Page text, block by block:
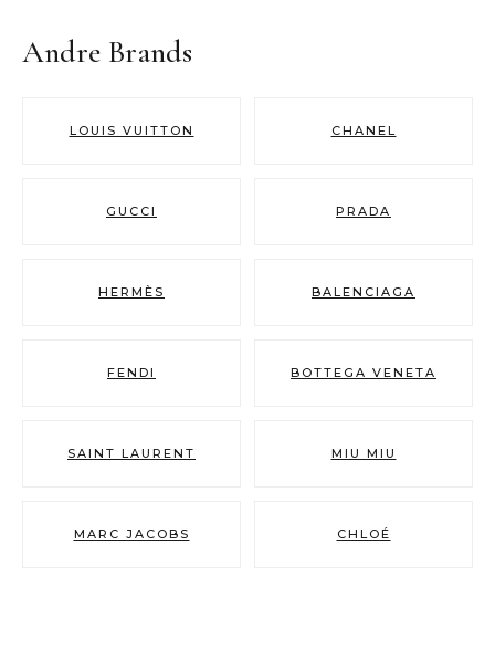
Andre Brands
LOUIS VUITTON CHANEL
GUCCI PRADA
HERMÈS BALENCIAGA
FENDI BOTTEGA VENETA
SAINT LAURENT MIU MIU
MARC JACOBS CHLOÉ